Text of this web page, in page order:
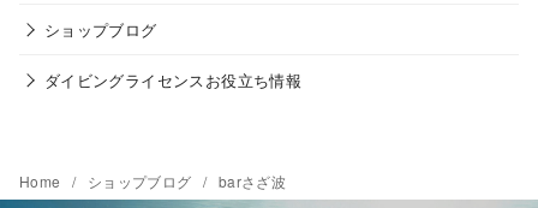
ショップブログ
ダイビングライセンスお役立ち情報
Home ショップブログ barさざ波